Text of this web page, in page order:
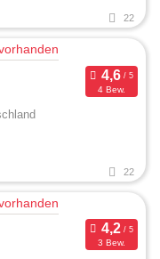
22
4 Bew.
22
3 Bew.